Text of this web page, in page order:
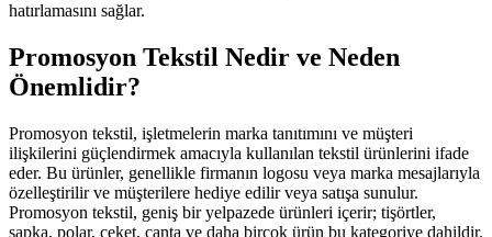
hatırlamasını sağlar.
Promosyon Tekstil Nedir ve Neden
Önemlidir?
Promosyon tekstil, işletmelerin marka tanıtımını ve müşteri
ilişkilerini güçlendirmek amacıyla kullanılan tekstil ürünlerini ifade
eder. Bu ürünler, genellikle firmanın logosu veya marka mesajlarıyla
özelleştirilir ve müşterilere hediye edilir veya satışa sunulur.
Promosyon tekstil, geniş bir yelpazede ürünleri içerir; tişörtler,
şapka, polar, ceket, çanta ve daha birçok ürün bu kategoriye dahildir.